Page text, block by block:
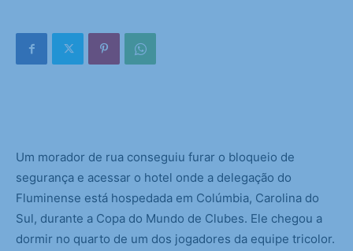
Um morador de rua conseguiu furar o bloqueio de
segurança e acessar o hotel onde a delegação do
Fluminense está hospedada em Colúmbia, Carolina do
Sul, durante a Copa do Mundo de Clubes. Ele chegou a
dormir no quarto de um dos jogadores da equipe tricolor.